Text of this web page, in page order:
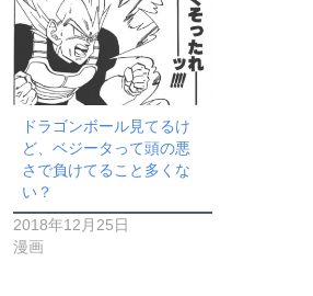
ドラゴンボール見てるけ
ど、ベジータって頭の悪
さで負けてること多くな
い？
2018年12月25日
漫画